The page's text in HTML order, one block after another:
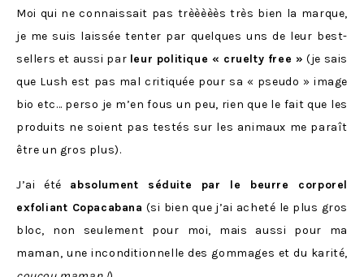
Moi qui ne connaissait pas trèèèèès très bien la marque,
je me suis laissée tenter par quelques uns de leur best-
sellers et aussi par leur politique « cruelty free » (je sais
que Lush est pas mal critiquée pour sa « pseudo » image
bio etc… perso je m’en fous un peu, rien que le fait que les
produits ne soient pas testés sur les animaux me paraît
être un gros plus).
J’ai été absolument séduite par le beurre corporel
exfoliant Copacabana (si bien que j’ai acheté le plus gros
bloc, non seulement pour moi, mais aussi pour ma
maman, une inconditionnelle des gommages et du karité,